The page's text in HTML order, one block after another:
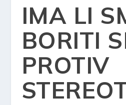
IMA LI
BORITI
PROTIV